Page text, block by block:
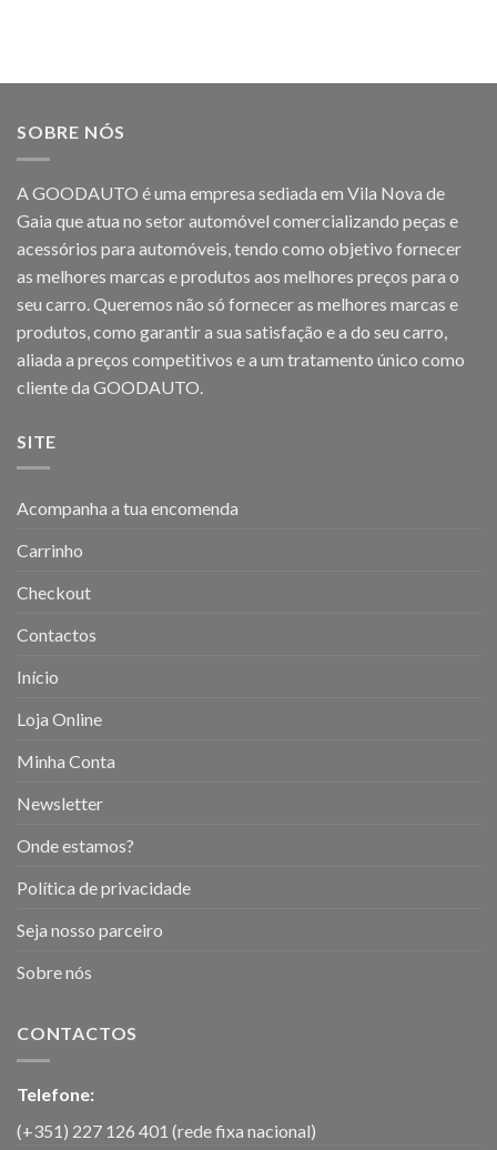
SOBRE NÓS
A GOODAUTO é uma empresa sediada em Vila Nova de
Gaia que atua no setor automóvel comercializando peças e
acessórios para automóveis, tendo como objetivo fornecer
as melhores marcas e produtos aos melhores preços para o
seu carro. Queremos não só fornecer as melhores marcas e
produtos, como garantir a sua satisfação e a do seu carro,
aliada a preços competitivos e a um tratamento único como
cliente da GOODAUTO.
SITE
Acompanha a tua encomenda
Carrinho
Checkout
Contactos
Início
Loja Online
Minha Conta
Newsletter
Onde estamos?
Política de privacidade
Seja nosso parceiro
Sobre nós
CONTACTOS
Telefone:
(+351) 227 126 401 (rede fixa nacional)